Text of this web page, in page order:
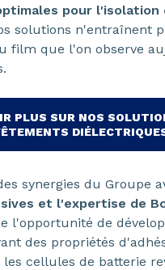
pour l'isolation
solutions n'entraînent
film que l'on observe
PLUS SUR NOS
synergies du Groupe
et l'expertise de
l'opportunité de
des propriétés
les cellules de batterie